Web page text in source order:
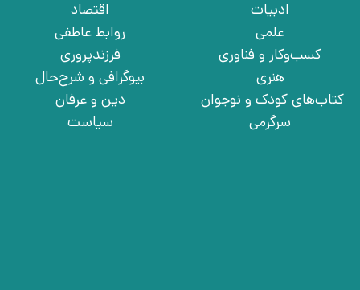
ادبیات
علمی
کسب‌وکار و فناوری
هنری
کتاب‌های کودک و نوجوان
سرگرمی
اقتصاد
روابط عاطفی
فرزندپروری
بیوگرافی و شرح‌حال
دین و عرفان
سیاست